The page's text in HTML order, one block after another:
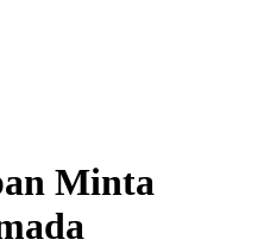
Minta